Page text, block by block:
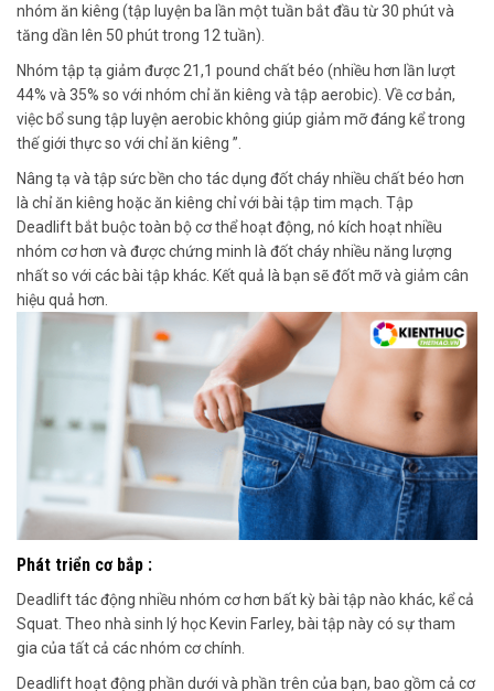
nhóm ăn kiêng (tập luyện ba lần một tuần bắt đầu từ 30 phút và
tăng dần lên 50 phút trong 12 tuần).
Nhóm tập tạ giảm được 21,1 pound chất béo (nhiều hơn lần lượt
44% và 35% so với nhóm chỉ ăn kiêng và tập aerobic). Về cơ bản,
việc bổ sung tập luyện aerobic không giúp giảm mỡ đáng kể trong
thế giới thực so với chỉ ăn kiêng ”.
Nâng tạ và tập sức bền cho tác dụng đốt cháy nhiều chất béo hơn
là chỉ ăn kiêng hoặc ăn kiêng chỉ với bài tập tim mạch. Tập
Deadliftbắt buộc toàn bộ cơ thể hoạt động, nó kích hoạt nhiều
nhóm cơ hơn và được chứng minh là đốt cháynhiều năng lượng
nhất so với các bài tập khác. Kết quả là bạn sẽ đốt mỡ và giảm cân
hiệu quả hơn.
Phát triển cơ bắp :
Deadlifttác động nhiều nhóm cơ hơn bất kỳ bài tập nào khác, kể cả
Squat . Theo nhà sinh lý học Kevin Farley, bài tập này có sự tham
gia của tất cả các nhóm cơ chính.
Deadlift hoạt động phần dưới và phần trên của bạn, bao gồm cả cơ